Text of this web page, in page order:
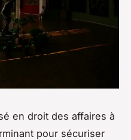
en droit des affaires à
pour sécuriser